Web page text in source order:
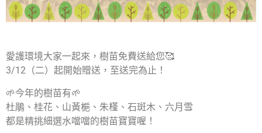
愛護環境大家一起來，樹苗免費送給您🥰
3/12（二）起開始贈送，至送完為止！
🌱今年的樹苗有🌱
杜鵑、桂花、山黃梔、朱槿、石斑木、六月雪
都是精挑細選水噹噹的樹苗寶寶喔！